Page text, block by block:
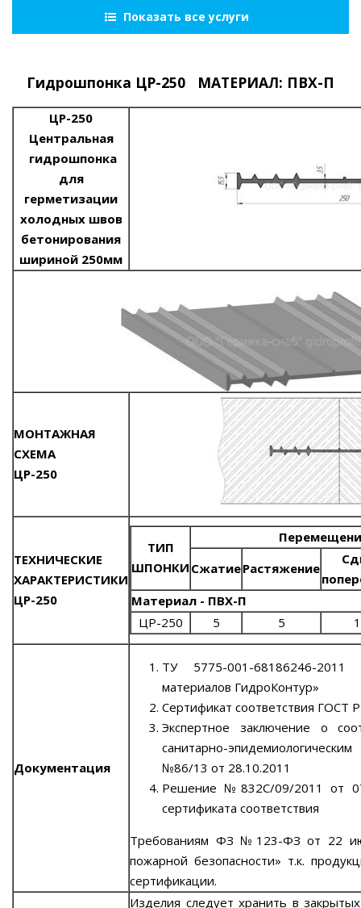
Показать все услуги
Гидрошпонка ЦР-250 МАТЕРИАЛ: ПВХ-П
ЦР-250
Центральная
гидрошпонка
для
герметизации
холодных швов
бетонирования
шириной 250мм
МОНТАЖНАЯ
СХЕМА
ЦР-250
ТЕХНИЧЕСКИЕ
ХАРАКТЕРИСТИКИ
ЦР-250
ТИП
ШПОНКИ СжатиеРастяжение
Материал - ПВХ-П
ЦР-250
5 5
Документация
ТУ 5775-001-68186246-
материалов ГидроКонтур»
Сертификат соответствия
Экспертное заключение о
санитарно-
№86/13 от 28.10.2011
Решение №832С/09/2011 от
сертификата соответствия
Требованиям ФЗ №123-ФЗ от 22
пожарной безопасности» т.к.
сертификации.
Изделия следует хранить в